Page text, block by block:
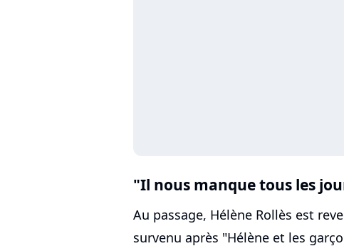
"Il nous manque tous les
Au passage, Hélène Rollès est
survenu après "Hélène et les